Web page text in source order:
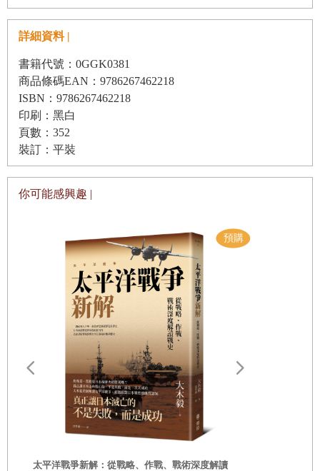
題／一個具有實業性格的領導者／科技所帶來的承諾／使用
錄影帶進行記錄／資料管理的科技／計算機軟體／對科技的
疑惑／中立性的錯覺
第六章 不滿
因應內部爭議而提出的各種方法／分類謬誤以降／在兩個
「中國」所發展的精神醫學／用於達成世界性標準的工具與
其生產過程／「依存於文化」的 ICD／在全球各地移動的專
結語：回歸到基質
鴻溝的起源／心理衛生標準的未來：未見分曉／傾聽過去的
──朱利安．勒夫，《全球各地的精神醫學》（一九八八）
關於疾病是否具有普世性的爭論，可以上溯到十九世紀後半
葉帝國主義擴張的時期。同屬各種普世性相關的思潮，西方
世界對於衡量疾病的普世標準的追尋，也同樣有一段很長的
歷史。在帝國進行全球殖民的期間，各種健康問題因為全球
遠洋貿易的發展，而首度需要祭出普世適用的標準與防治手
段。標準化的命名、計算與測量系統，因此成為一套在實務
動，也嘉惠了那些因應著標準化系統而發展出的衛生治理行
動。從科學的觀點來看，普遍主義可說是十分有用，因為那
些信仰科學的人所追尋的往往是一套共同的基礎方法理論，
用以比較、評估、以及有效治療[1]。從歷史學的觀點來看，
疾病的普世性標準是為了促進公共衛生和全體人類的安適而
被發展出來。然而，這樣的標準一旦被建立，，也旋即被保
險公司用於獲取盈利。因此，普世性標準乃奠基於各種目的
需求的一致性，而非純粹科學研究的結果。
精神疾病的普世性也經歷相似的長期辯論。要理解這個辯論
的最好方式是，是將之視為兩種主要分類系統的衝突：《精
神疾病診斷與統計手冊》（DSM）與《國際疾病分類》
詳細資料 |
書籍代號：0GGK0381
商品條碼EAN：9786267462218
ISBN：9786267462218
印刷：黑白
頁數：352
裝訂：平裝
你可能感興趣 |
太平洋戰爭新解：從戰略、作戰、戰術深度解讀